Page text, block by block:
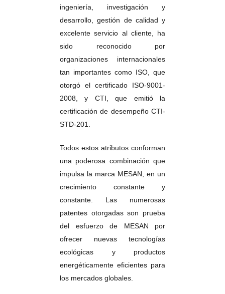
ingeniería, investigación y
desarrollo, gestión de calidad y
excelente servicio al cliente, ha
sido reconocido por
organizaciones internacionales
tan importantes como ISO, que
otorgó el certificado ISO-9001-
2008, y CTI, que emitió la
certificación de desempeño CTI-
STD-201.
Todos estos atributos conforman
una poderosa combinación que
impulsa la marca MESAN, en un
crecimiento constante y
constante. Las numerosas
patentes otorgadas son prueba
del esfuerzo de MESAN por
ofrecer nuevas tecnologías
ecológicas y productos
energéticamente eficientes para
los mercados globales.